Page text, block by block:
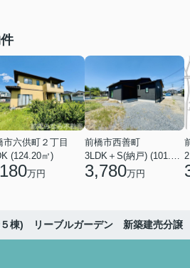
市六供町２丁目
(124.20㎡)
万円
前橋市西善町
3,780万円
棟) リーブルガーデン 新築建売分譲